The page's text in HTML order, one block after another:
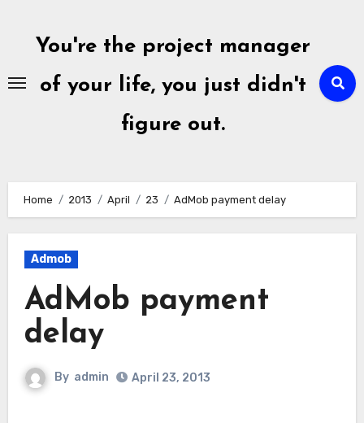
contentYou're the project manager
of your life, you just didn't
figure out.
Home 2013 April 23 AdMob payment delay
Admob
AdMob payment
delay
By admin April 23, 2013